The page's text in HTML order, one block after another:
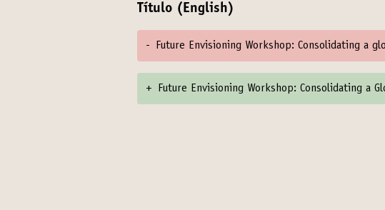
Título (English)
- Future Envisioning Workshop: Consolidating a
+ Future Envisioning Workshop: Consolidating a